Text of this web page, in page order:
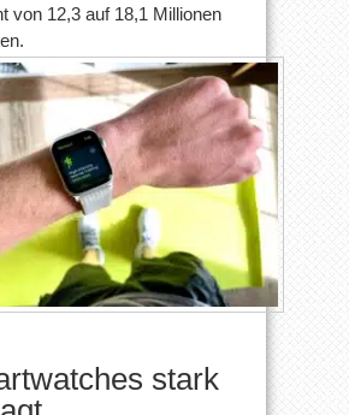
von 12,3 auf 18,1 Millionen
stark